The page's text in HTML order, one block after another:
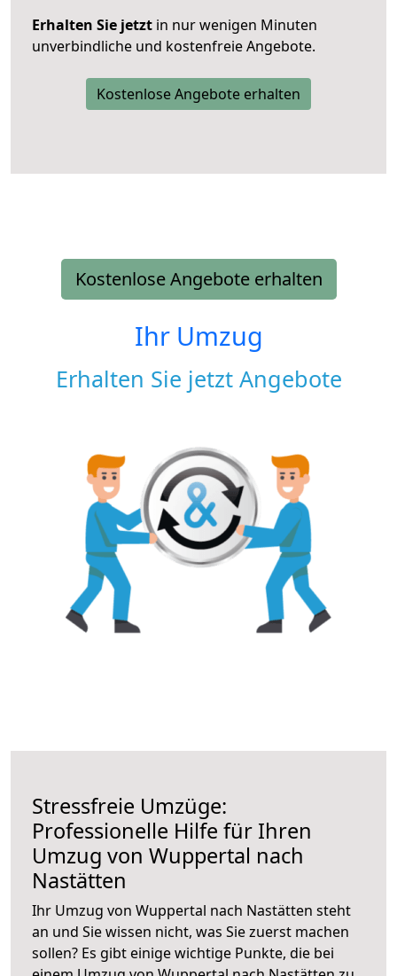
Erhalten Sie jetzt in nur wenigen Minuten
unverbindliche und kostenfreie Angebote.
Kostenlose Angebote erhalten
Kostenlose Angebote erhalten
Ihr Umzug
Erhalten Sie jetzt Angebote
Stressfreie Umzüge:
Professionelle Hilfe für Ihren
Umzug von Wuppertal nach
Nastätten
Ihr Umzug von Wuppertal nach Nastätten steht
an und Sie wissen nicht, was Sie zuerst machen
sollen? Es gibt einige wichtige Punkte, die bei